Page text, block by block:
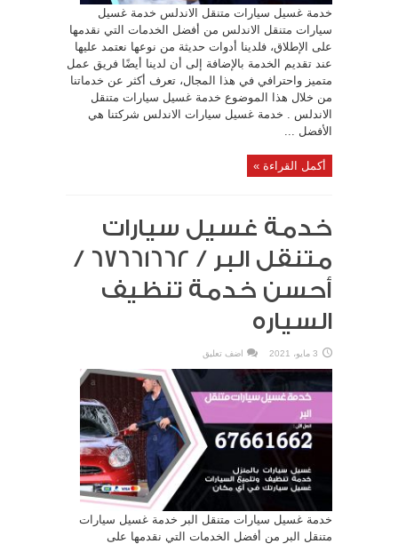
خدمة غسيل سيارات متنقل الاندلس خدمة غسيل
سيارات متنقل الاندلس من أفضل الخدمات التي نقدمها
على الإطلاق، فلدينا أدوات حديثة من نوعها نعتمد عليها
عند تقديم الخدمة بالإضافة إلى أن لدينا أيضًا فريق عمل
متميز واحترافي في هذا المجال، تعرف أكثر عن خدماتنا
من خلال هذا الموضوع خدمة غسيل سيارات متنقل
الاندلس . خدمة غسيل سيارات الاندلس شركتنا هي
الأفضل ...
أكمل القراءة »
خدمة غسيل سيارات
متنقل البر / 67661662 /
أحسن خدمة تنظيف
السياره
3 مايو، 2021 اضف تعليق
خدمة غسيل سيارات متنقل البر خدمة غسيل سيارات
متنقل البر من أفضل الخدمات التي نقدمها على